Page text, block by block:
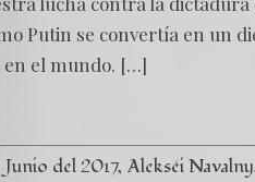
Putin se convertía en un
en el mundo. […]
Junio del 2017 Alekséi Navalny